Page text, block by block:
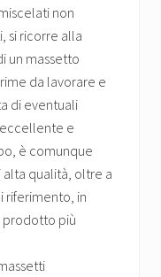
non
si ricorre alla
un massetto
da lavorare e
di eventuali
e
è comunque
qualità, oltre a
riferimento, in
prodotto più